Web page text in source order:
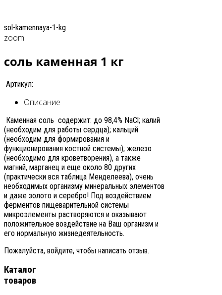
sol-kamennaya-1-kg
zoom
соль каменная 1 кг
Артикул:
Описание
Каменная соль содержит: до 98,4% NaCl; калий
(необходим для работы сердца); кальций
(необходим для формирования и
функционирования костной системы); железо
(необходимо для кроветворения), а также
магний, марганец и еще около 80 других
(практически вся таблица Менделеева), очень
необходимых организму минеральных элементов
и даже золото и серебро! Под воздействием
ферментов пищеварительной системы
микроэлементы растворяются и оказывают
положительное воздействие на Ваш организм и
его нормальную жизнедеятельность.
Пожалуйста, войдите, чтобы написать отзыв.
Каталог
товаров